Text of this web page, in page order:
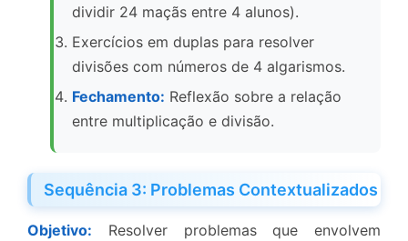
dividir 24 maçãs entre 4 alunos).
Exercícios em duplas para resolver
divisões com números de 4 algarismos.
Fechamento: Reflexão sobre a relação
entre multiplicação e divisão.
Sequência 3: Problemas Contextualizados
Objetivo: Resolver problemas que envolvem